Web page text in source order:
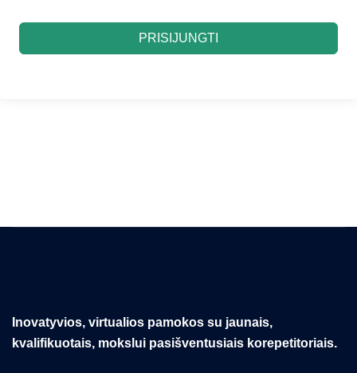
PRISIJUNGTI
Inovatyvios, virtualios pamokos su jaunais,
kvalifikuotais, mokslui pasišventusiais korepetitoriais.